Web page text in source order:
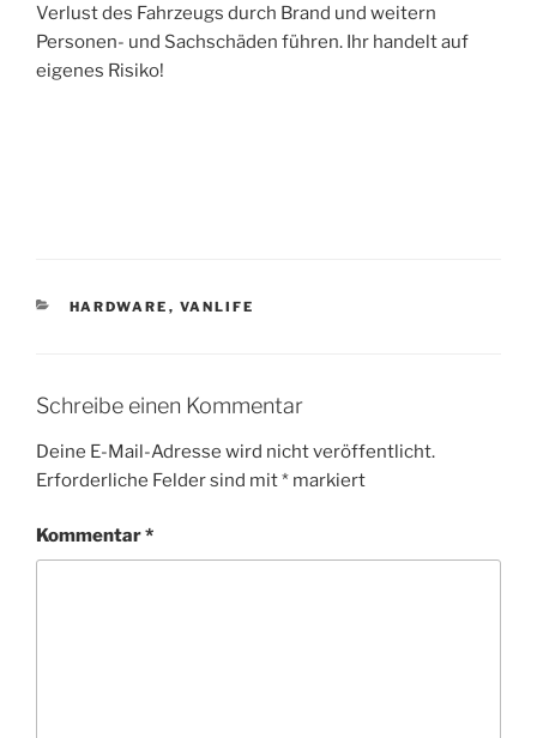
Verlust des Fahrzeugs durch Brand und weitern
Personen- und Sachschäden führen. Ihr handelt auf
eigenes Risiko!
KATEGORIEN
HARDWARE , VANLIFE
Schreibe einen Kommentar
Deine E-Mail-Adresse wird nicht veröffentlicht.
Erforderliche Felder sind mit* markiert
Kommentar*